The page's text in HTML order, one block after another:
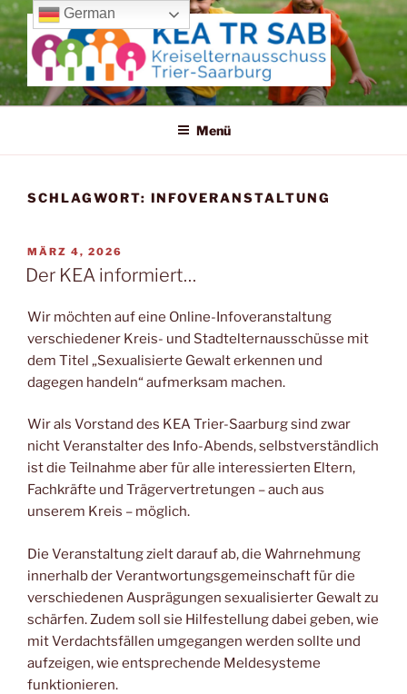
Zum
Inhalt
springen
KREISELTERNAUSSCHUSS
TRIER-SAARBURG
Menü
SCHLAGWORT: INFOVERANSTALTUNG
VERÖFFENTLICHT
AM
MÄRZ 4, 2026
Der KEA informiert…
Wir möchten auf eine Online-Infoveranstaltung
verschiedener Kreis- und Stadtelternausschüsse mit
dem Titel „Sexualisierte Gewalt erkennen und
dagegen handeln“ aufmerksam machen.
Wir als Vorstand des KEA Trier-Saarburg sind zwar
nicht Veranstalter des Info-Abends, selbstverständlich
ist die Teilnahme aber für alle interessierten Eltern,
Fachkräfte und Trägervertretungen – auch aus
unserem Kreis – möglich.
Die Veranstaltung zielt darauf ab, die Wahrnehmung
innerhalb der Verantwortungsgemeinschaft für die
verschiedenen Ausprägungen sexualisierter Gewalt zu
schärfen. Zudem soll sie Hilfestellung dabei geben, wie
mit Verdachtsfällen umgegangen werden sollte und
aufzeigen, wie entsprechende Meldesysteme
funktionieren.
German